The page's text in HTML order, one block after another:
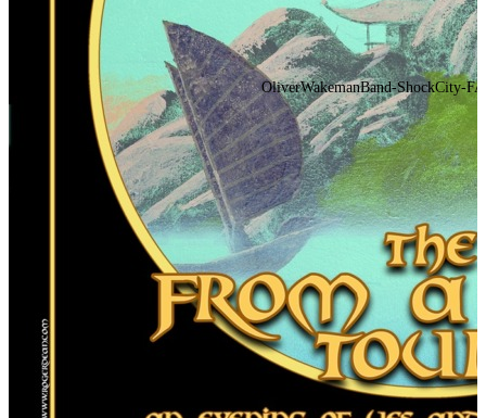
OliverWakemanBand-ShockCity-